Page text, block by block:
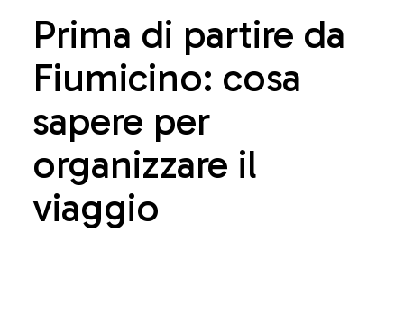
Prima di partire da
Fiumicino: cosa
sapere per
organizzare il
viaggio